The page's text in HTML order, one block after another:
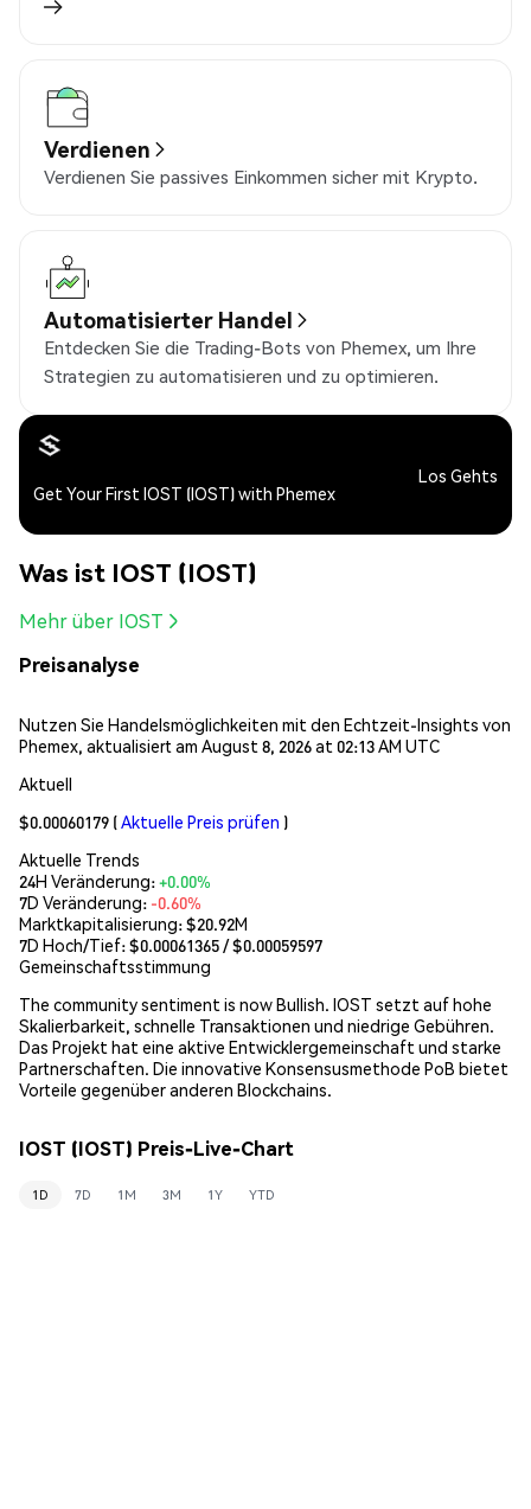
Verdienen
Verdienen Sie passives Einkommen sicher mit Krypto.
Automatisierter Handel
Entdecken Sie die Trading-Bots von Phemex, um Ihre
Strategien zu automatisieren und zu optimieren.
Get Your First IOST (IOST) with Phemex
Los Gehts
Was ist IOST (IOST)
Mehr über IOST
Preisanalyse
Nutzen Sie Handelsmöglichkeiten mit den Echtzeit-Insights von
Phemex, aktualisiert am August 8, 2026 at 02:13 AM UTC
Aktuell
$0.00060179 (Aktuelle Preis prüfen )
Aktuelle Trends
24H Veränderung:+0.00%
7D Veränderung: -0.60%
Marktkapitalisierung:$20.92M
7D Hoch/Tief: $0.00061365/ $0.00059597
Gemeinschaftsstimmung
The community sentiment is now Bullish. IOST setzt auf hohe
Skalierbarkeit, schnelle Transaktionen und niedrige Gebühren.
Das Projekt hat eine aktive Entwicklergemeinschaft und starke
Partnerschaften. Die innovative Konsensusmethode PoB bietet
Vorteile gegenüber anderen Blockchains.
IOST (IOST) Preis-Live-Chart
1D 7D 1M 3M 1Y YTD